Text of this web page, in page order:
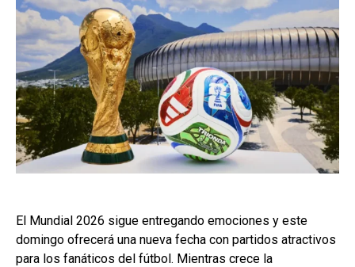
El Mundial 2026 sigue entregando emociones y este
domingo ofrecerá una nueva fecha con partidos atractivos
para los fanáticos del fútbol. Mientras crece la